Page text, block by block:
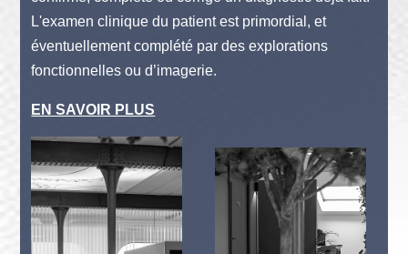
L'examen clinique du patient est primordial, et
éventuellement complété par des explorations
fonctionnelles ou d’imagerie.
EN SAVOIR PLUS